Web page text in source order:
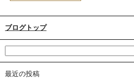
ブログトップ
最近の投稿